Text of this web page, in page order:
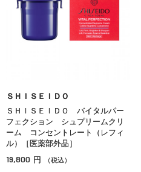
ＳＨＩＳＥＩＤＯ
ＳＨＩＳＥＩＤＯ バイタルパー
フェクション シュプリームクリ
ーム コンセントレート（レフィ
ル）［医薬部外品］
19,800 円 （税込）